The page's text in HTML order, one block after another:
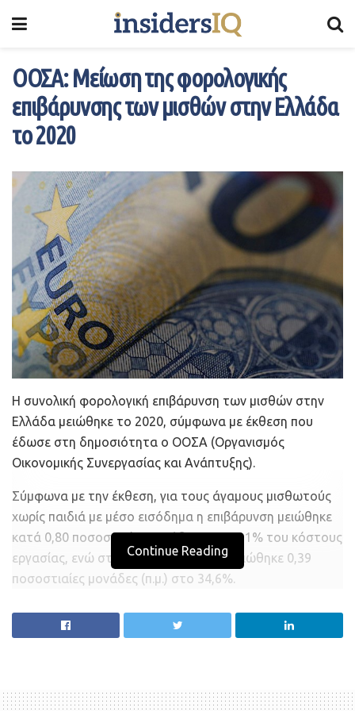
ΟΟΣΑ: Μείωση της φορολογικής
επιβάρυνσης των μισθών στην Ελλάδα
το 2020
Η συνολική φορολογική επιβάρυνση των μισθών στην
Ελλάδα μειώθηκε το 2020, σύμφωνα με έκθεση που
έδωσε στη δημοσιότητα ο ΟΟΣΑ (Οργανισμός
Οικονομικής Συνεργασίας και Ανάπτυξης).
Σύμφωνα με την έκθεση, για τους άγαμους μισθωτούς
χωρίς παιδιά με μέσο εισόδημα η επιβάρυνση μειώθηκε
κατά 0,80 ποσοστιαίες μονάδες στο 40,1% του κόστους
εργασίας, ενώ στις χώρες του ΟΟΣΑ μειώθηκε 0,39
ποσοστιαίες μονάδες (π.μ.) στο 34,6%.
Την υψηλότερη επιβάρυνση είχαν το Βέλγιο (50,1%), η
Γερμανία (49%), η Αυστρία (47,3%), η Γαλλία (46,6%) και η
Στον ΟΟΣΑ, η μείωση των 0,39 π.μ. το 2020 ήταν
Continue Reading